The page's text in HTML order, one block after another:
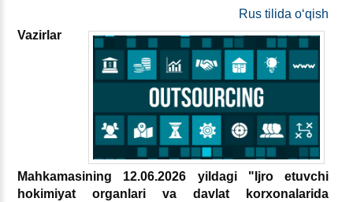
Rus tilida oʻqish
Vazirlar
Mahkamasining 12.06.2026 yildagi "Ijro etuvchi
hokimiyat organlari va davlat korхonalarida